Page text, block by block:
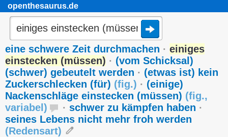
openthesaurus.de
eine schwere Zeit durchmachen · einiges
einstecken (müssen) · (vom Schicksal)
(schwer) gebeutelt werden · (etwas ist) kein
Zuckerschlecken (für) (fig.) · (einige)
Nackenschläge einstecken (müssen) (fig.,
variabel ) · schwer zu kämpfen haben ·
seines Lebens nicht mehr froh werden
(Redensart)